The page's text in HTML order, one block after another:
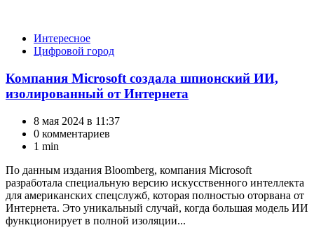
КатегорииИнтересное
Цифровой город
Компания Microsoft создала шпионский ИИ,
изолированный от Интернета
8 мая 2024 в 11:37
0 комментариев
1 min
По данным издания Bloomberg, компания Microsoft
разработала специальную версию искусственного интеллекта
для американских спецслужб, которая полностью оторвана от
Интернета. Это уникальный случай, когда большая модель ИИ
функционирует в полной изоляции...